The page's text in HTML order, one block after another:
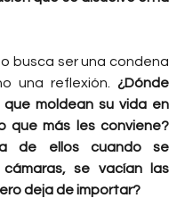
busca ser una condena
una reflexión. ¿Dónde
que moldean su vida en
que más les conviene?
de ellos cuando se
se vacían las
deja de importar?